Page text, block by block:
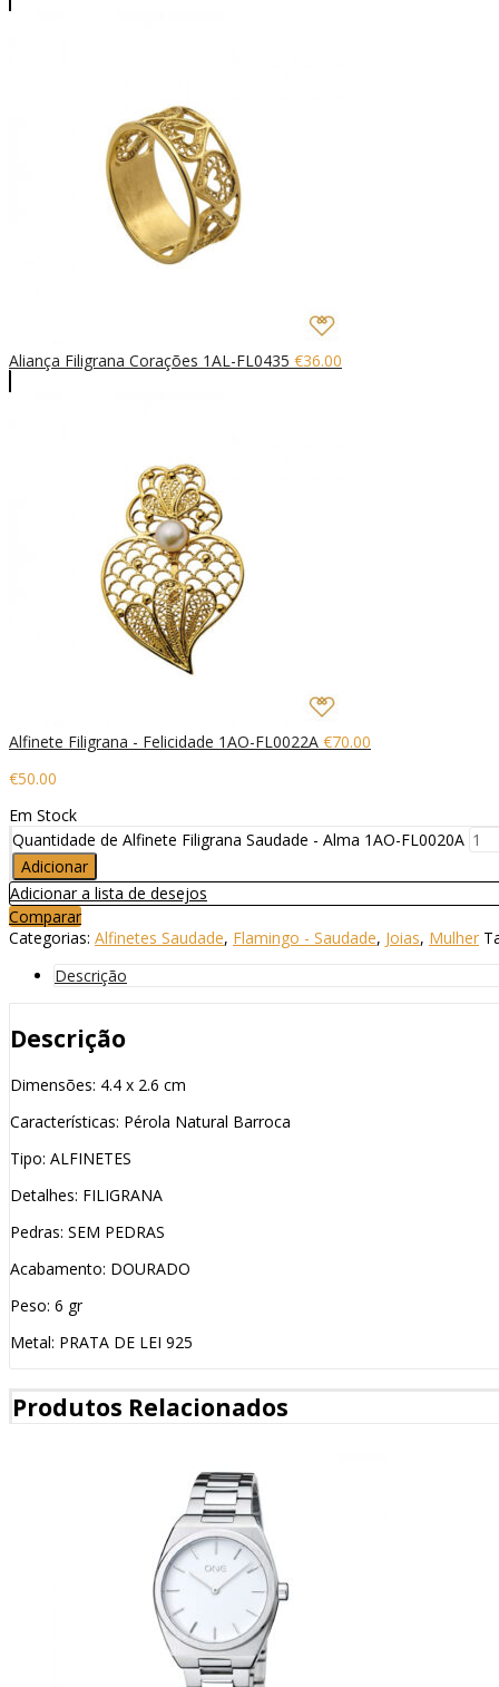
Aliança Filigrana Corações 1AL-FL0435 €36.00
Alfinete Filigrana - Felicidade 1AO-FL0022A €70.00
€50.00
Em Stock
Quantidade de Alfinete Filigrana Saudade - Alma 1AO-FL0020A
Adicionar
Adicionar a lista de desejos
Comparar
Categorias: Alfinetes Saudade, Flamingo - Saudade, Joias, Mulher
Descrição
Descrição
Dimensões: 4.4 x 2.6 cm
Características: Pérola Natural Barroca
Tipo: ALFINETES
Detalhes: FILIGRANA
Pedras: SEM PEDRAS
Acabamento: DOURADO
Peso: 6 gr
Metal: PRATA DE LEI 925
Produtos Relacionados